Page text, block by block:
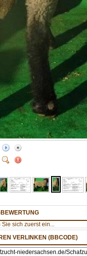
sich zuerst ein...
VERLINKEN (BBCODE)